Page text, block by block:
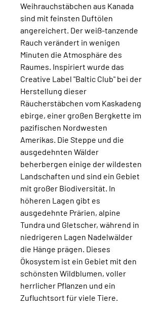
Weihrauchstäbchen aus Kanada
sind mit feinsten Duftölen
angereichert. Der weiß-tanzende
Rauch verändert in wenigen
Minuten die Atmosphäre des
Raumes. Inspiriert wurde das
Creative Label "Baltic Club" bei der
Herstellung dieser
Räucherstäbchen vom Kaskadeng
ebirge, einer großen Bergkette im
pazifischen Nordwesten
Amerikas. Die Steppe und die
ausgedehnten Wälder
beherbergen einige der wildesten
Landschaften und sind ein Gebiet
mit großer Biodiversität. In
höheren Lagen gibt es
ausgedehnte Prärien, alpine
Tundra und Gletscher, während in
niedrigeren Lagen Nadelwälder
die Hänge prägen. Dieses
Ökosystem ist ein Gebiet mit den
schönsten Wildblumen, voller
herrlicher Pflanzen und ein
Zufluchtsort für viele Tiere.